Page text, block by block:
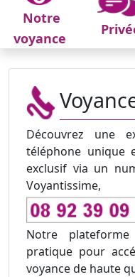
Notre
voyance
Découvrez une
téléphone unique
exclusif via un
Notre
pratique pour
voyance de haute